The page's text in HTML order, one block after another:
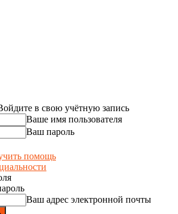
в свою учётную запись
Ваше имя пользователя
Ваш пароль
помощь
Ваш адрес электронной почты